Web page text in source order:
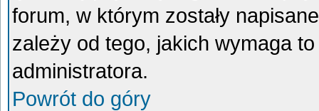
forum, w którym zostały
zależy od tego, jakich wymaga
administratora.
Powrót do góry